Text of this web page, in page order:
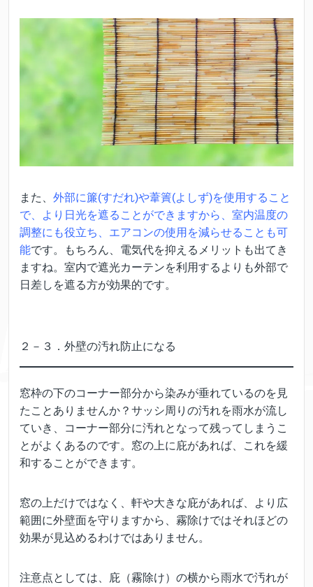
また、 外部に簾(すだれ)や葦簀(よしず)を使用すること
で、より日光を遮ることができますから、室内温度の
調整にも役立ち、エアコンの使用を減らせることも可
能です。もちろん、電気代を抑えるメリットも出てき
ますね。室内で遮光カーテンを利用するよりも外部で
日差しを遮る方が効果的です。
２－３．外壁の汚れ防止になる
窓枠の下のコーナー部分から染みが垂れているのを見
たことありませんか？サッシ周りの汚れを雨水が流し
ていき、コーナー部分に汚れとなって残ってしまうこ
とがよくあるのです。窓の上に庇があれば、これを緩
和することができます。
窓の上だけではなく、軒や大きな庇があれば、より広
範囲に外壁面を守りますから、霧除けではそれほどの
効果が見込めるわけではありません。
注意点としては、庇（霧除け）の横から雨水で汚れが